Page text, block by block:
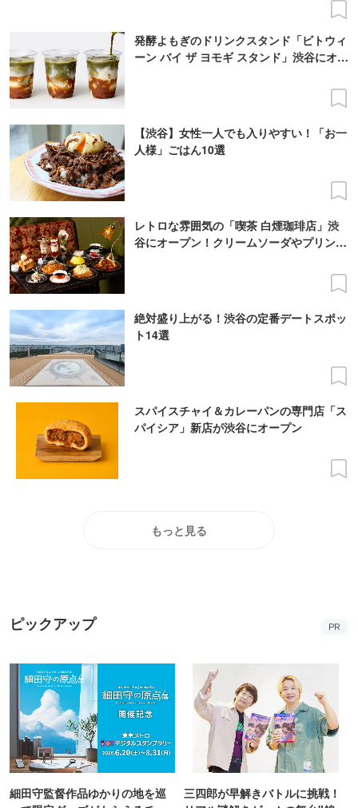
発酵よもぎのドリンクスタンド「ビトウィ
ーン バイ ザ ヨモギ スタンド」渋谷にオー
【渋谷】女性一人でも入りやすい！「お一
人様」ごはん10選
レトロな雰囲気の「喫茶 白煙珈琲店」渋
谷にオープン！クリームソーダやプリンア
絶対盛り上がる！渋谷の定番デートスポッ
ト14選
スパイスチャイ＆カレーパンの専門店「ス
パイシア」新店が渋谷にオープン
もっと見る
ピックアップ PR
細田守監督作品ゆかりの地を巡
三四郎が早解きバトルに挑戦！